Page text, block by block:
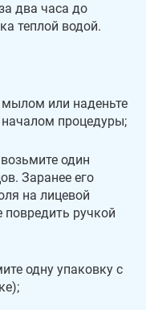
два часа до
теплой водой.
или наденьте
процедуры;
один
Заранее его
на лицевой
повредить ручкой
одну упаковку с